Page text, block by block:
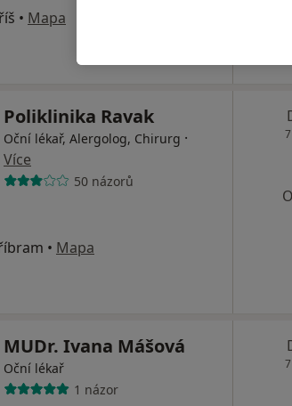
• Mapa
Poliklinika Ravak
Oční lékař, Alergolog, Chirurg ·
Více
50 názorů
• Mapa
MUDr. Ivana Mášová
Oční lékař
1 názor